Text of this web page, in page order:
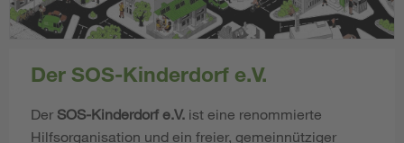
Der SOS-Kinderdorf e.V.
Der SOS-Kinderdorf e.V. ist eine renommierte
Hilfsorganisation und ein freier, gemeinnütziger